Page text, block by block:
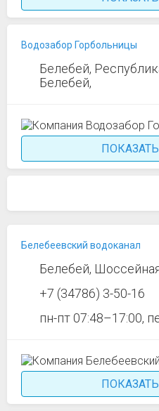
Водозабор Горбольницы
Белебей,
Белебей,
Белебеевский водоканал
Белебей,
+7 (34786) 3-50-16
пн-пт 07:48–17:00,